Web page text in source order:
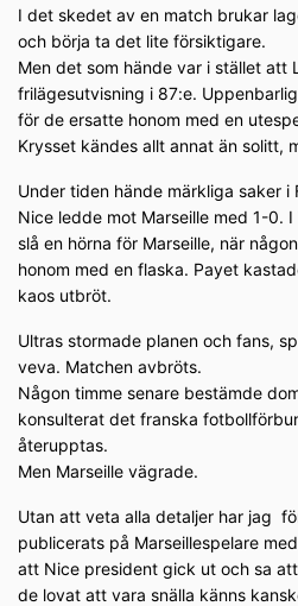
I det skedet av en match brukar
och börja ta det lite försiktigare.
Men det som hände var i stället att
frilägesutvisning i 87:e.
för de ersatte honom med en
Krysset kändes allt annat än solitt,
Under tiden hände märkliga saker
Nice ledde mot Marseille med 1-0.
slå en hörna för Marseille, när
honom med en flaska. Payet
kaos utbröt.
Ultras stormade planen och fans,
veva. Matchen avbröts.
Någon timme senare bestämde
konsulterat det franska
återupptas.
Men Marseille vägrade.
Utan att veta alla detaljer har jag
publicerats på Marseillespelare
att Nice president gick ut och sa
de lovat att vara snälla känns